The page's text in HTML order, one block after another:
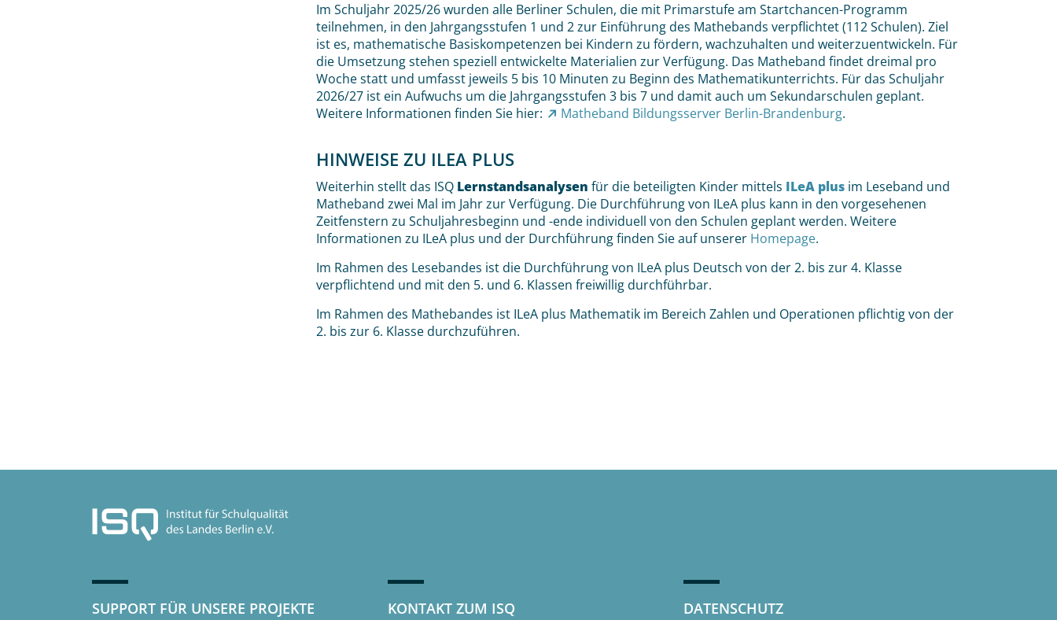
Im Schuljahr 2025/26 wurden alle Berliner Schulen, die mit Primarstufe am Startchancen-Programm
teilnehmen, in den Jahrgangsstufen 1 und 2 zur Einführung des Mathebands verpflichtet (112 Schulen). Ziel
ist es, mathematische Basiskompetenzen bei Kindern zu fördern, wachzuhalten und weiterzuentwickeln. Für
die Umsetzung stehen speziell entwickelte Materialien zur Verfügung. Das Matheband findet dreimal pro
Woche statt und umfasst jeweils 5 bis 10 Minuten zu Beginn des Mathematikunterrichts. Für das Schuljahr
2026/27 ist ein Aufwuchs um die Jahrgangsstufen 3 bis 7 und damit auch um Sekundarschulen geplant.
Weitere Informationen finden Sie hier:
Matheband Bildungsserver Berlin-Brandenburg.
HINWEISE ZU ILEA PLUS
Weiterhin stellt das ISQ Lernstandsanalysen für die beteiligten Kinder mittels ILeA plus im Leseband und
Matheband zwei Mal im Jahr zur Verfügung. Die Durchführung von ILeA plus kann in den vorgesehenen
Zeitfenstern zu Schuljahresbeginn und -ende individuell von den Schulen geplant werden. Weitere
Informationen zu ILeA plus und der Durchführung finden Sie auf unserer Homepage.
Im Rahmen des Lesebandes ist die Durchführung von ILeA plus Deutsch von der 2. bis zur 4. Klasse
verpflichtend und mit den 5. und 6. Klassen freiwillig durchführbar.
Im Rahmen des Mathebandes ist ILeA plus Mathematik im Bereich Zahlen und Operationen pflichtig von der
2. bis zur 6. Klasse durchzuführen.
SUPPORT FÜR UNSERE PROJEKTE KONTAKT ZUM ISQ DATENSCHUTZ